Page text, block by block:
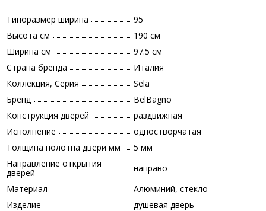
Типоразмер ширина
95
Высота см
190 см
Ширина см
97.5 см
Страна бренда
Италия
Коллекция, Серия
Sela
Бренд
BelBagno
Конструкция дверей
раздвижная
Исполнение
одностворчатая
Толщина полотна двери мм
5 мм
Направление открытия
дверей
направо
Материал
Алюминий, стекло
Изделие
душевая дверь